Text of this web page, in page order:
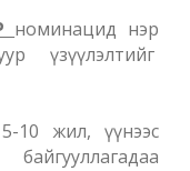
номинацид нэр
үзүүлэлтийг
10 жил, үүнээс